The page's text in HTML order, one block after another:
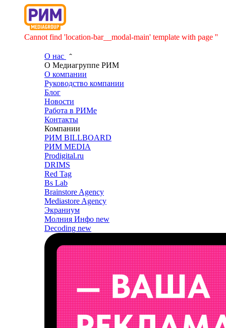
Cannot find 'location-bar__modal-main' template with page ''
О нас
О Медиагруппе РИМ
О компании
Руководство компании
Блог
Новости
Работа в РИМе
Контакты
Компании
РИМ BILLBOARD
РИМ MEDIA
Prodigital.ru
DRIMS
Red Tag
Bs Lab
Brainstore Agency
Mediastore Agency
Экраниум
Молния Инфо new
Decoding new